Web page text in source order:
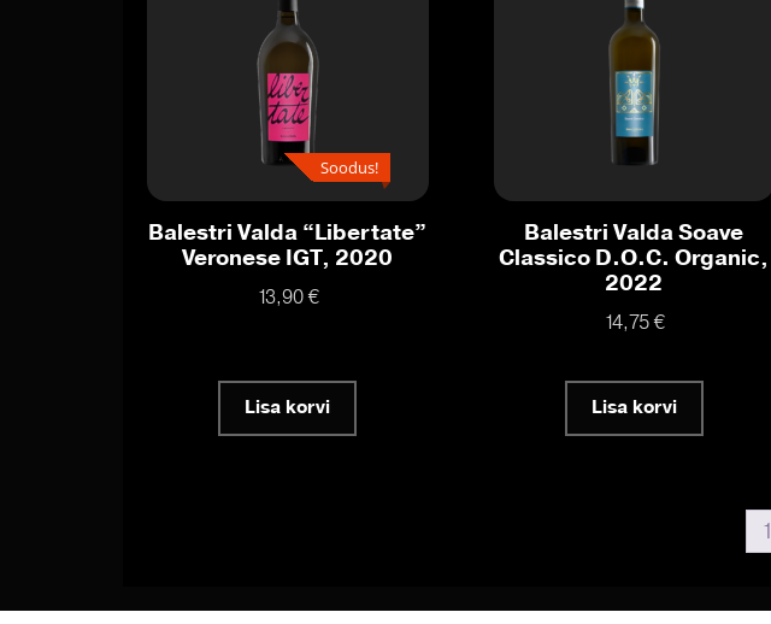
Soodus!
Balestri Valda “Libertate”
Veronese IGT, 2020
13,90€
Lisa korvi
Balestri Valda Soave
Classico D.O.C. Organic,
2022
14,75€
Lisa korvi
1